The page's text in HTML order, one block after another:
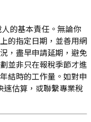
的基本責任。無論你
的指定日期，並善用網
，盡早申請延期，避免
並非只在報稅季節才進
結時的工作量。如對申
速估算，或聯繫專業稅